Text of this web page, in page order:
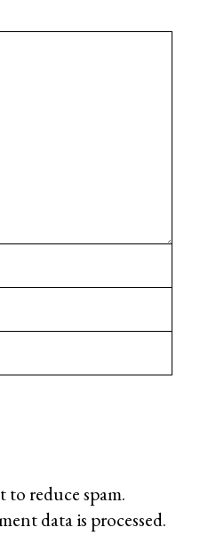
to reduce spam.
data is processed.